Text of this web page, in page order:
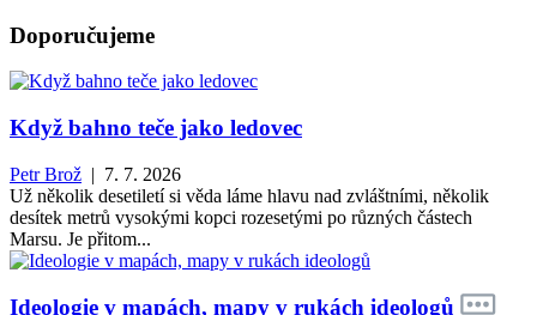
Doporučujeme
Když bahno teče jako ledovec
Petr Brož | 7. 7. 2026
Už několik desetiletí si věda láme hlavu nad zvláštními, několik
desítek metrů vysokými kopci rozesetými po různých částech
Marsu. Je přitom...
Ideologie v mapách, mapy v rukách ideologů